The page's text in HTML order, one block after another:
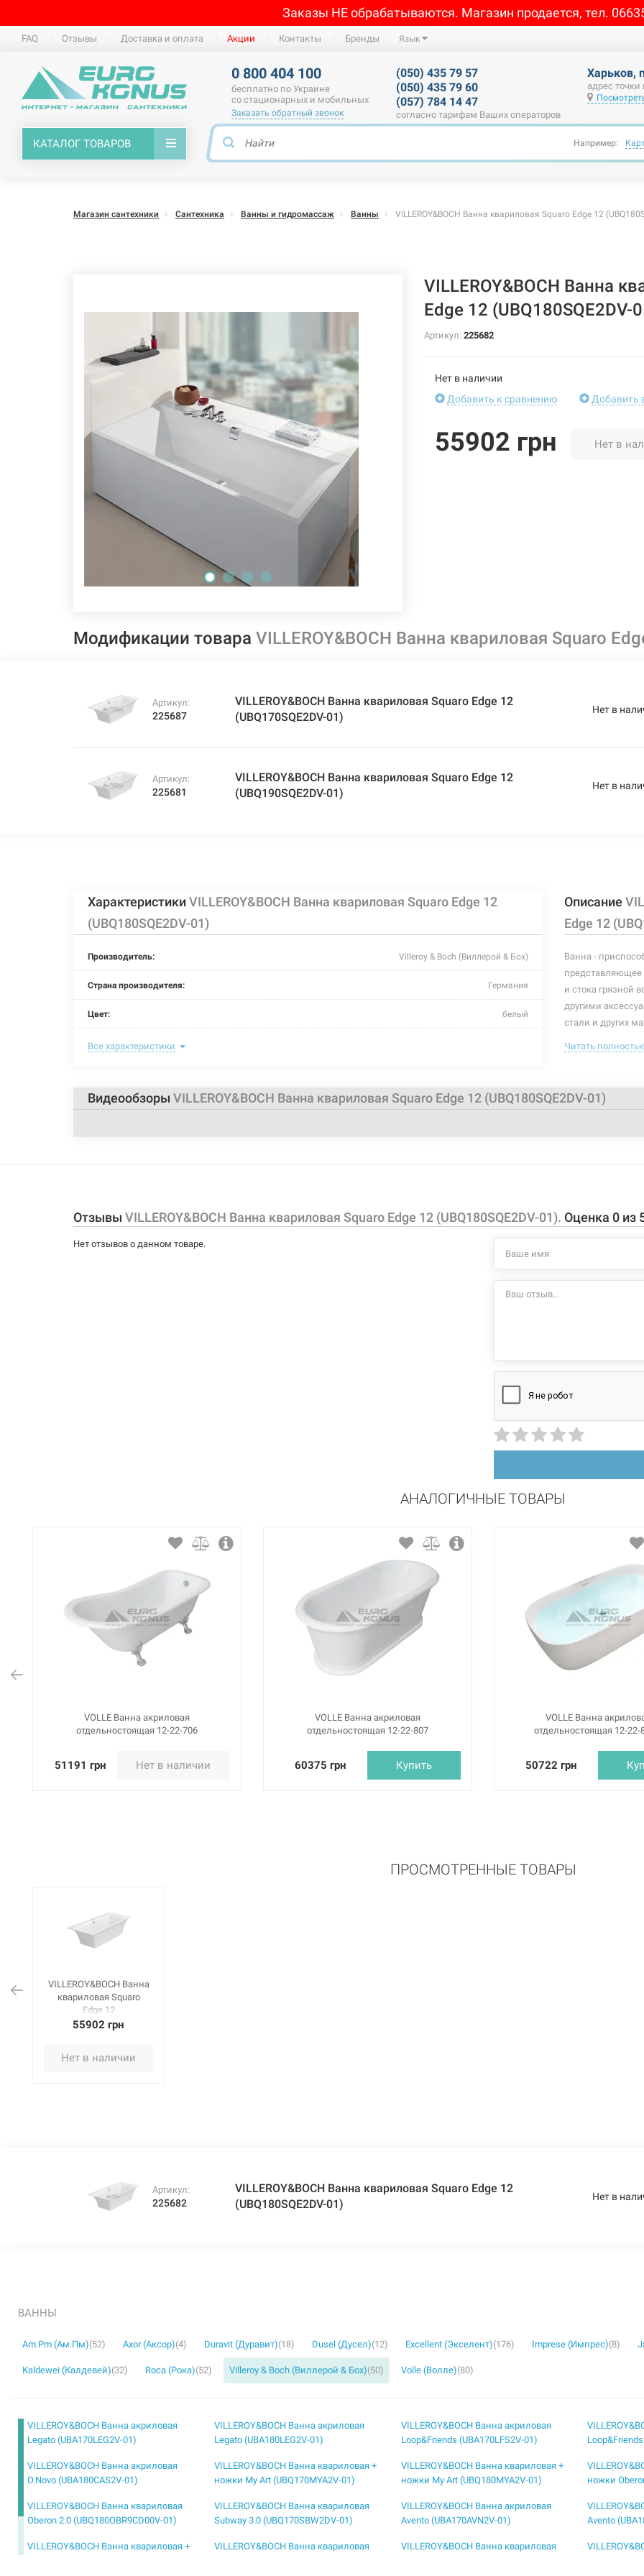
Заказы НЕ обрабатываются. Магазин продается, тел.
FAQ Отзывы Доставка и оплата Акции Контакты Бренды Язык
0 800 404 100
бесплатно по Украине
со стационарных и мобильных
Заказать обратный звонок
(050) 435 79 57
(050) 435 79 60
(057) 784 14 47
согласно тарифам Ваших операторов
Харьков,
адрес
КАТАЛОГ ТОВАРОВ Например:
Магазин сантехники Сантехника Ванны и гидромассаж Ванны VILLEROY&BOCH Ванна квариловая Squaro Edge 12
VILLEROY&BOCH Ванна
Edge 12 (UBQ180SQE2DV-
Артикул: 225682
Нет в наличии
Добавить к сравнению
Добавить
55902 грн Нет в
Модификации товара VILLEROY&BOCH Ванна квариловая Squaro
Артикул:
225687
VILLEROY&BOCH Ванна квариловая Squaro Edge 12
(UBQ170SQE2DV-01)
Нет в
Артикул:
225681
VILLEROY&BOCH Ванна квариловая Squaro Edge 12
(UBQ190SQE2DV-01)
Нет в
ХарактеристикиVILLEROY&BOCH Ванна квариловая Squaro Edge 12
(UBQ180SQE2DV-01)
Производитель: Villeroy & Boch (Виллерой & Бох)
Страна производителя: Германия
Цвет: белый
Комплектация:
Объем: 180 л
Опоры: с ножками
Материал:
Все характеристики
Описание
Edge 12
Ванна -
представляющее
и стока грязной
другими
стали и других
Особенности и
бортик
могут
Читать
Видеообзоры VILLEROY&BOCH Ванна квариловая Squaro Edge 12 (UBQ180SQE2DV-01)
Отзывы VILLEROY&BOCH Ванна квариловая Squaro Edge 12 (UBQ180SQE2DV-01). Оценка 0 из
Нет отзывов о данном товаре.
АНАЛОГИЧНЫЕ ТОВАРЫ
VOLLE Ванна акриловая
отдельностоящая 12-22-706
51191 грн Нет в наличии
VOLLE Ванна акриловая
отдельностоящая 12-22-807
60375 грн Купить
VOLLE Ванна
отдельностоящая 12-22-
50722 грн
ПРОСМОТРЕННЫЕ ТОВАРЫ
VILLEROY&BOCH Ванна
квариловая Squaro
Edge 12
(UBQ180SQE2DV-01)
55902 грн
Нет в наличии
Артикул:
225682
VILLEROY&BOCH Ванна квариловая Squaro Edge 12
(UBQ180SQE2DV-01)
Нет в
ВАННЫ
Am.Pm (Ам.Пм)(52) Axor (Аксор)(4) Duravit (Дуравит)(18) Dusel (Дусел)(12) Excellent (Экселент)(176) Imprese (Импрес)(8)
Kaldewei (Калдевей)(32) Roca (Рока)(52) Villeroy & Boch (Виллерой & Бох)(50) Volle (Волле)(80)
VILLEROY&BOCH Ванна акриловая
Legato (UBA170LEG2V-01)
VILLEROY&BOCH Ванна акриловая
Legato (UBA180LEG2V-01)
VILLEROY&BOCH Ванна акриловая
Loop&Friends (UBA170LFS2V-01)
VILLEROY&BOCH Ванна акриловая
O.Novo (UBA180CAS2V-01)
VILLEROY&BOCH Ванна квариловая +
ножки My Art (UBQ170MYA2V-01)
VILLEROY&BOCH Ванна квариловая +
ножки My Art (UBQ180MYA2V-01)
ножки
VILLEROY&BOCH Ванна квариловая
Oberon 2.0 (UBQ180OBR9CD00V-01)
VILLEROY&BOCH Ванна квариловая
Subway 3.0 (UBQ170SBW2DV-01)
VILLEROY&BOCH Ванна акриловая
Avento (UBA170AVN2V-01)
Avento
VILLEROY&BOCH Ванна квариловая +
VILLEROY&BOCH Ванна квариловая
VILLEROY&BOCH Ванна квариловая